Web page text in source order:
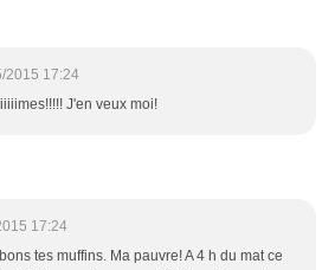
2015 17:24
J'en veux moi!
17:24
tes muffins. Ma pauvre! A 4 h du mat ce